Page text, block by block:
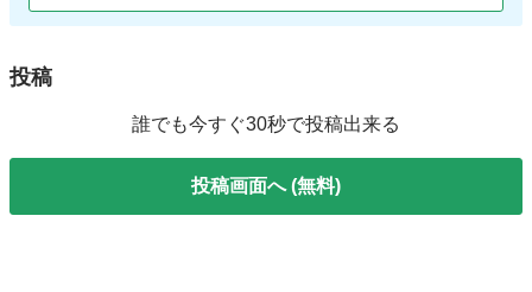
投稿
誰でも今すぐ30秒で投稿出来る
投稿画面へ (無料)